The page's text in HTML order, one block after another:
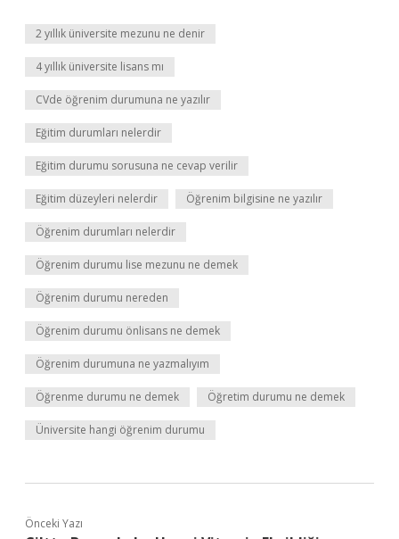
2 yıllık üniversite mezunu ne denir
4 yıllık üniversite lisans mı
CVde öğrenim durumuna ne yazılır
Eğitim durumları nelerdir
Eğitim durumu sorusuna ne cevap verilir
Eğitim düzeyleri nelerdir Öğrenim bilgisine ne yazılır
Öğrenim durumları nelerdir
Öğrenim durumu lise mezunu ne demek
Öğrenim durumu nereden
Öğrenim durumu önlisans ne demek
Öğrenim durumuna ne yazmalıyım
Öğrenme durumu ne demek Öğretim durumu ne demek
Üniversite hangi öğrenim durumu
Önceki Yazı